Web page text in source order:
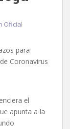
Oficial
para
Coronavirus
el
apunta a la